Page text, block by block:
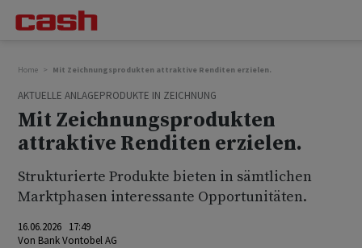
Home Mit Zeichnungsprodukten attraktive Renditen erzielen.
AKTUELLE ANLAGEPRODUKTE IN ZEICHNUNG
Mit Zeichnungsprodukten
attraktive Renditen erzielen.
Strukturierte Produkte bieten in sämtlichen
Marktphasen interessante Opportunitäten.
16.06.2026 17:49
Von Bank Vontobel AG